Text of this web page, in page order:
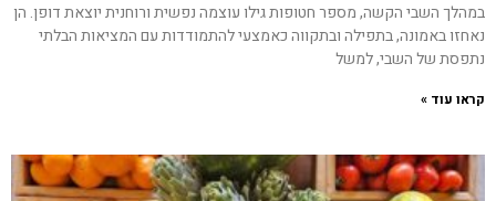
במהלך השבי הקשה, מספר חטופות גילו עוצמה נפשית ורוחנית יוצאת דופן. הן
נאחזו באמונה, בתפילה ובתקווה כאמצעי להתמודדות עם המציאות הבלתי
נתפסת של השבי, למשל
קראו עוד »